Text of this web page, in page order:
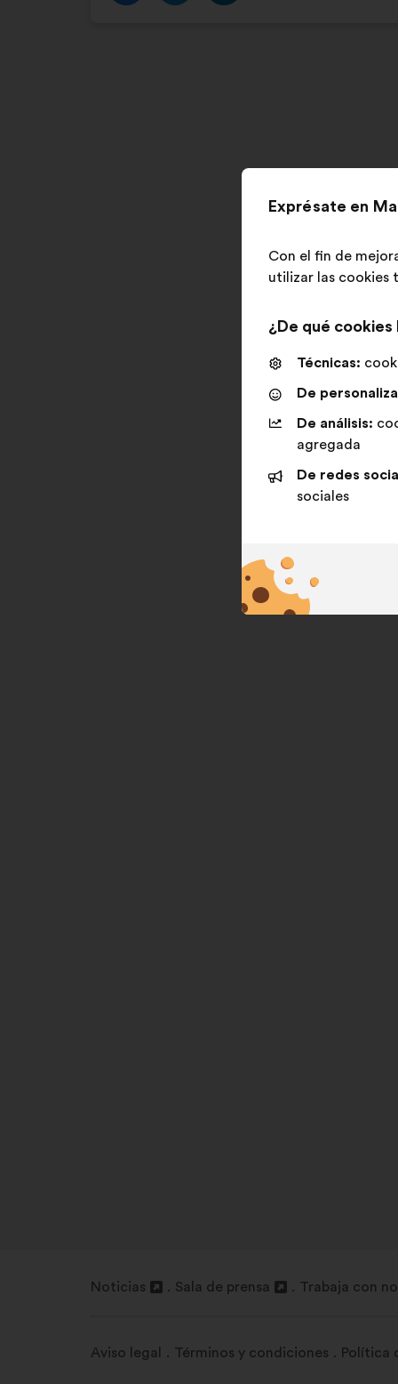
Noticias
nueva
Sala de prensa
nueva
Trabaja con
nueva
Aviso legal Términos y condiciones Política
Exprésate en
Con el fin de
utilizar las cookies
¿De qué cookies
Técnicas:
De
De análisis:
agregada
De redes
sociales